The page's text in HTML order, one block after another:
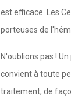
est efficace. Les
porteuses de
N'oublions pas !
convient à toute
traitement, de